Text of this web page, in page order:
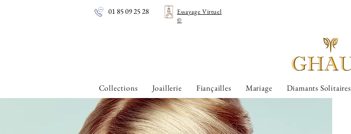
01 85 09 25 28
Essayage Virtuel
©
Collections Joaillerie Fiançailles Mariage Diamants Solitaires